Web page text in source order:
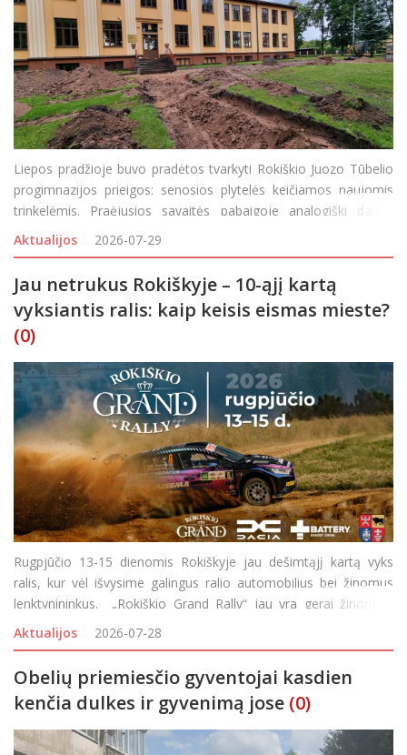
Liepos pradžioje buvo pradėtos tvarkyti Rokiškio Juozo Tūbelio
progimnazijos prieigos: senosios plytelės keičiamos naujomis
trinkelėmis. Praėjusios savaitės pabaigoje analogiški darbai
prasidėjo ir Rokiškio Juozo Tumo-Vaižganto progimnazijos
teritorijoje – didžiulių
Aktualijos 2026-07-29
Jau netrukus Rokiškyje – 10-ąjį kartą
vyksiantis ralis: kaip keisis eismas mieste?
(0)
Rugpjūčio 13-15 dienomis Rokiškyje jau dešimtąjį kartą vyks
ralis, kur vėl išvysime galingus ralio automobilius bei žinomus
lenktynininkus. „Rokiškio Grand Rally“ jau yra gerai žinomas,
pripažinimo sulaukęs Lietuvos automobilių sporto renginys,
kasmet v
Aktualijos 2026-07-28
Obelių priemiesčio gyventojai kasdien
kenčia dulkes ir gyvenimą jose (0)